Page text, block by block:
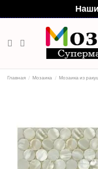
Главная Мозаика Мозаика из